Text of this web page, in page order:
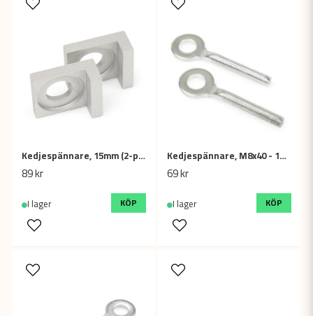
Kedjespännare, 15mm (2-pack)
89 kr
I lager KÖP
Kedjespännare, M8x40 - 13mm (2-pack)
69 kr
I lager KÖP